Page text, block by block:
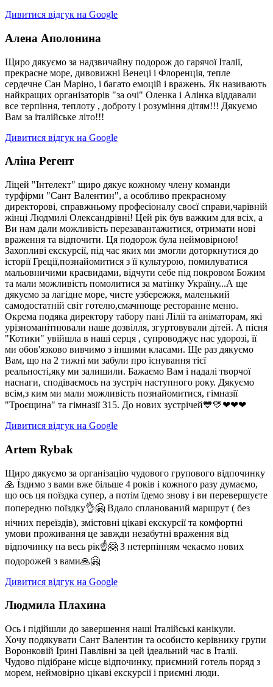
Дивитися відгук на Google
Алена Аполонина
Щиро дякуємо за надзвичайну подорож до гарячої Італії,
прекрасне море, дивовижні Венеці і Флоренція, тепле
сердечне Сан Маріно, і багато емоцій і вражень. Як називають
найкращих організаторів "за очі" Оленка і Алінка віддавали
все терпіння, теплоту , доброту і розуміння дітям!!! Дякуємо
Вам за італійське літо!!!
Дивитися відгук на Google
Аліна Регент
Ліцей "Інтелект" щиро дякує кожному члену команди
турфірми "Сант Валентин", а особливо прекрасному
директорові, справжньому професіоналу своєї справи,чарівній
жінці Людмилі Олександрівні! Цей рік був важким для всіх, а
Ви нам дали можливість перезавантажитися, отримати нові
враження та відпочити. Ця подорож була неймовірною!
Захопливі екскурсії, під час яких ми змогли доторкнутися до
історії Греції,познайомитися з її культурою, помилуватися
мальовничими краєвидами, відчути себе під покровом Божим
та мали можливість помолитися за матінку Україну...А ще
дякуємо за лагідне море, чисте узбережжя, маленький
самодостатній світ готелю,смачнюще ресторанне меню.
Окрема подяка директору табору пані Лілії та аніматорам, які
урізноманітнювали наше дозвілля, згуртовували дітей. А пісня
"Котики" увійшла в наші серця , супроводжує нас удорозі, її
ми обов'язково вивчимо з іншими класами. Ще раз дякуємо
Вам, що на 2 тижні ми забули про існування тієї
реальності,яку ми залишили. Бажаємо Вам і надалі творчої
наснаги, сподіваємось на зустріч наступного року. Дякуємо
всім,з ким ми мали можливість познайомитися, гімназії
"Троєщина" та гімназії 315. До нових зустрічей💙💛❤❤❤
Дивитися відгук на Google
Artem Rybak
Щиро дякуємо за організацію чудового групового відпочинку
🙏 Їздимо з вами вже більше 4 років і кожного разу думаємо,
що ось ця поїздка супер, а потім їдемо знову і ви перевершуєте
попередню поїздку👌🤗 Вдало спланований маршрут ( без
нічних переїздів), змістовні цікаві екскурсії та комфортні
умови проживання це завжди незабутні враження від
відпочинку на весь рік☝️🤗 З нетерпінням чекаємо нових
подорожей з вами🙏🤗
Дивитися відгук на Google
Людмила Плахина
Ось і підійшли до завершення наші Італійські канікули.
Хочу подякувати Сант Валентин та особисто керівнику групи
Воронковій Ірині Павлівні за цей ідеальний час в Італії.
Чудово підібране місце відпочинку, приємний готель поряд з
морем, неймовірно цікаві екскурсії і приємні люди.